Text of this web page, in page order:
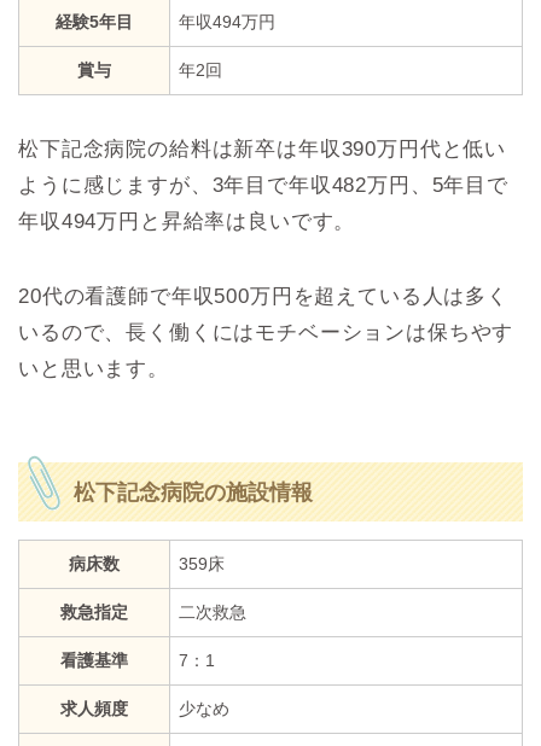
経験5年目 年収494万円
賞与 年2回
松下記念病院の給料は新卒は年収390万円代と低い
ように感じますが、3年目で年収482万円、5年目で
年収494万円と昇給率は良いです。
20代の看護師で年収500万円を超えている人は多く
いるので、長く働くにはモチベーションは保ちやす
いと思います。
松下記念病院の施設情報
病床数 359床
救急指定 二次救急
看護基準 7：1
求人頻度 少なめ